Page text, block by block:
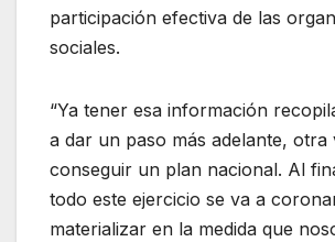
participación efectiva de las
sociales.
“Ya tener esa información
a dar un paso más adelante, otra
conseguir un plan nacional. Al
todo este ejercicio se va a
materializar en la medida que